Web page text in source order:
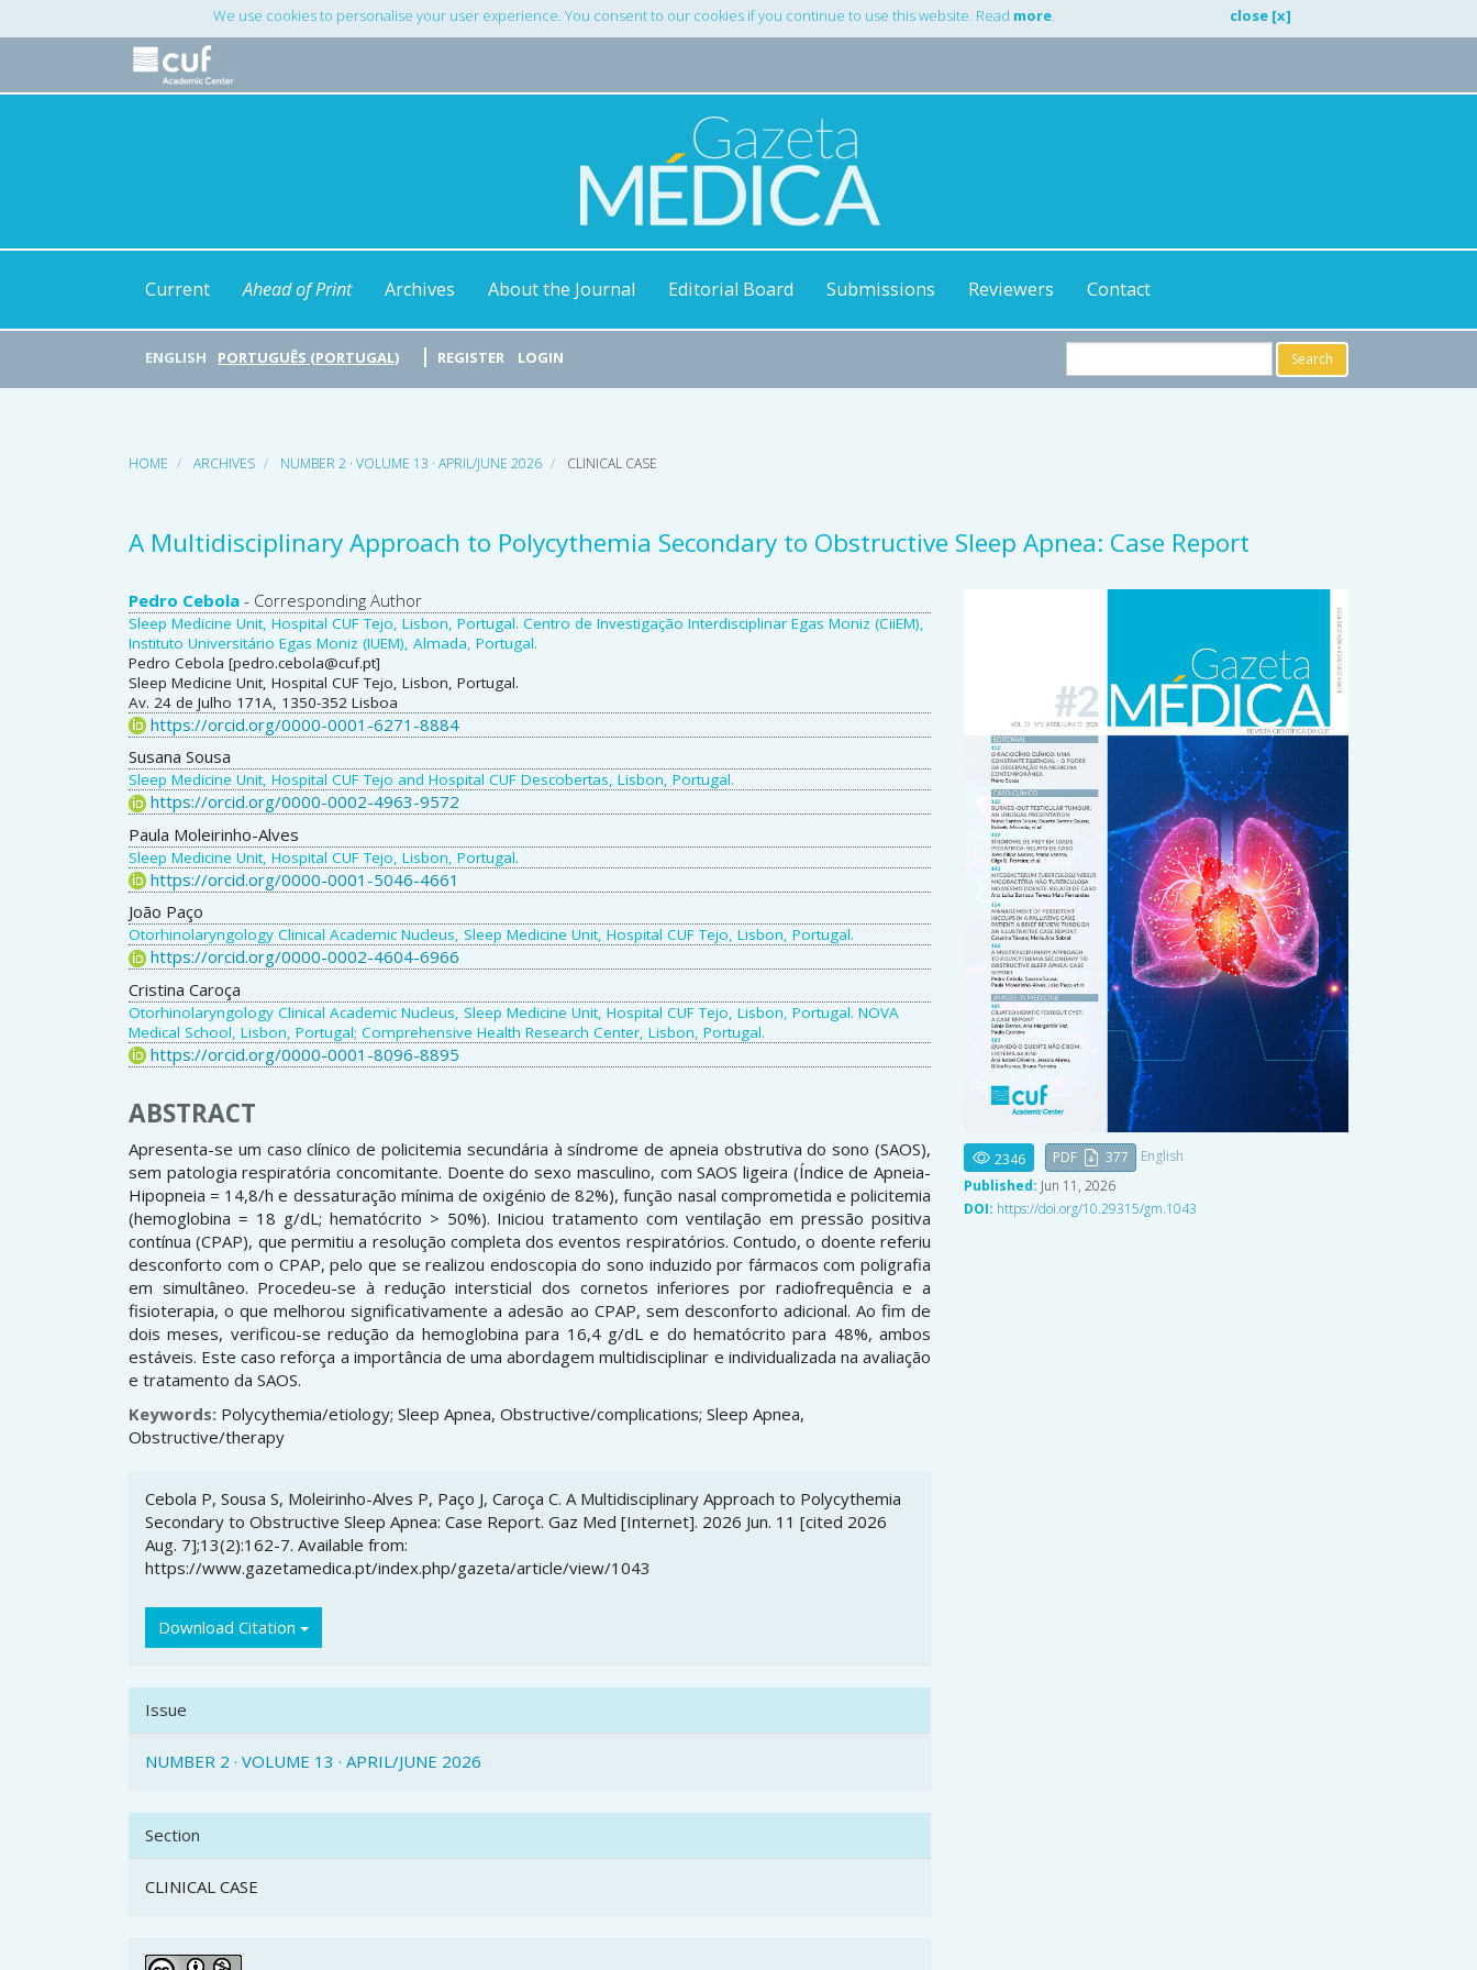
Navigation
We use cookies to personalise your user experience. You consent to our cookies if you continue to use this website. Read more. close [x]
Current Ahead of Print Archives About the Journal Editorial Board Submissions Reviewers Contact
ENGLISH PORTUGUÊS (PORTUGAL) REGISTER LOGIN Search
HOME ARCHIVES NUMBER 2 · VOLUME 13 · APRIL/JUNE 2026 CLINICAL CASE
A Multidisciplinary Approach to Polycythemia Secondary to Obstructive Sleep Apnea: Case Report
Main
Article
Content
Pedro Cebola - Corresponding Author
Sleep Medicine Unit, Hospital CUF Tejo, Lisbon, Portugal. Centro de Investigação Interdisciplinar Egas Moniz (CiiEM),
Instituto Universitário Egas Moniz (IUEM), Almada, Portugal.
Pedro Cebola [pedro.cebola@cuf.pt]
Sleep Medicine Unit, Hospital CUF Tejo, Lisbon, Portugal.
Av. 24 de Julho 171A, 1350-352 Lisboa
https://orcid.org/0000-0001-6271-8884
Susana Sousa
Sleep Medicine Unit, Hospital CUF Tejo and Hospital CUF Descobertas, Lisbon, Portugal.
https://orcid.org/0000-0002-4963-9572
Paula Moleirinho-Alves
Sleep Medicine Unit, Hospital CUF Tejo, Lisbon, Portugal.
https://orcid.org/0000-0001-5046-4661
João Paço
Otorhinolaryngology Clinical Academic Nucleus, Sleep Medicine Unit, Hospital CUF Tejo, Lisbon, Portugal.
https://orcid.org/0000-0002-4604-6966
Cristina Caroça
Otorhinolaryngology Clinical Academic Nucleus, Sleep Medicine Unit, Hospital CUF Tejo, Lisbon, Portugal. NOVA
Medical School, Lisbon, Portugal; Comprehensive Health Research Center, Lisbon, Portugal.
https://orcid.org/0000-0001-8096-8895
ABSTRACT
Apresenta-se um caso clínico de policitemia secundária à síndrome de apneia obstrutiva do sono (SAOS),
sem patologia respiratória concomitante. Doente do sexo masculino, com SAOS ligeira (Índice de Apneia-
Hipopneia = 14,8/h e dessaturação mínima de oxigénio de 82%), função nasal comprometida e policitemia
(hemoglobina = 18 g/dL; hematócrito > 50%). Iniciou tratamento com ventilação em pressão positiva
contínua (CPAP), que permitiu a resolução completa dos eventos respiratórios. Contudo, o doente referiu
desconforto com o CPAP, pelo que se realizou endoscopia do sono induzido por fármacos com poligrafia
em simultâneo. Procedeu-se à redução intersticial dos cornetos inferiores por radiofrequência e a
fisioterapia, o que melhorou significativamente a adesão ao CPAP, sem desconforto adicional. Ao fim de
dois meses, verificou-se redução da hemoglobina para 16,4 g/dL e do hematócrito para 48%, ambos
estáveis. Este caso reforça a importância de uma abordagem multidisciplinar e individualizada na avaliação
e tratamento da SAOS.
Keywords: Polycythemia/etiology; Sleep Apnea, Obstructive/complications; Sleep Apnea,
Obstructive/therapy
Article
Details
Cebola P, Sousa S, Moleirinho-Alves P, Paço J, Caroça C. A Multidisciplinary Approach to Polycythemia
Secondary to Obstructive Sleep Apnea: Case Report. Gaz Med [Internet]. 2026 Jun. 11 [cited 2026
Aug. 7];13(2):162-7. Available from:
https://www.gazetamedica.pt/index.php/gazeta/article/view/1043
Download Citation
Issue
NUMBER 2 · VOLUME 13 · APRIL/JUNE 2026
Section
CLINICAL CASE
2346 PDF 377
English
Published: Jun 11, 2026
DOI: https://doi.org/10.29315/gm.1043